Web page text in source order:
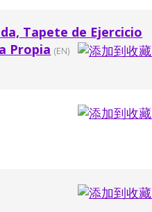
Tapete de Ejercicio
Propia (EN)